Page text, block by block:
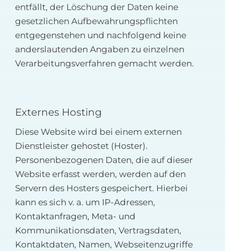
entfällt, der Löschung der Daten keine
gesetzlichen Aufbewahrungspflichten
entgegenstehen und nachfolgend keine
anderslautenden Angaben zu einzelnen
Verarbeitungsverfahren gemacht werden.
Externes Hosting
Diese Website wird bei einem externen
Dienstleister gehostet (Hoster).
Personenbezogenen Daten, die auf dieser
Website erfasst werden, werden auf den
Servern des Hosters gespeichert. Hierbei
kann es sich v. a. um IP-Adressen,
Kontaktanfragen, Meta- und
Kommunikationsdaten, Vertragsdaten,
Kontaktdaten, Namen, Webseitenzugriffe